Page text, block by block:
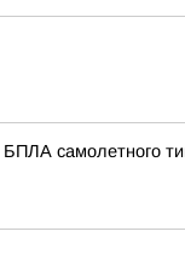
самолетного